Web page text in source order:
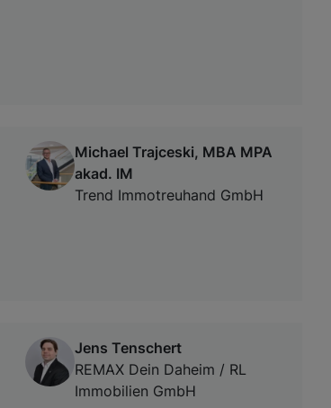
Michael Trajceski, MBA MPA
akad. IM
Trend Immotreuhand GmbH
Jens Tenschert
REMAX Dein Daheim / RL
Immobilien GmbH